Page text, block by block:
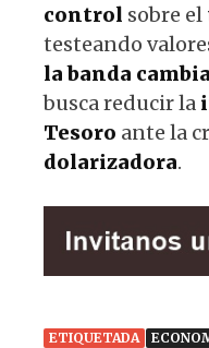
control sobre el
testeando
la banda
busca reducir la
Tesoro ante la
dolarizadora.
ETIQUETADA